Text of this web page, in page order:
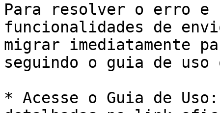
Para resolver o erro e
funcionalidades de
migrar imediatamente
seguindo o guia de
* Acesse o Guia de